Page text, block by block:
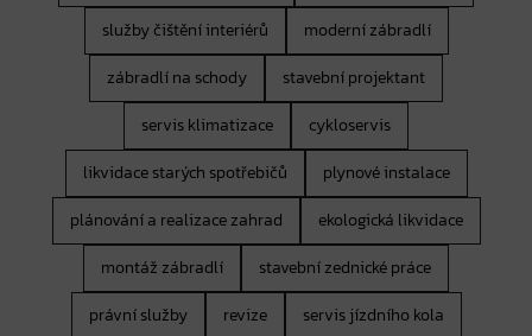
služby čištění interiérů
moderní zábradlí
zábradlí na schody
stavební projektant
servis klimatizace
cykloservis
likvidace starých spotřebičů
plynové instalace
plánování a realizace zahrad
ekologická likvidace
montáž zábradlí
stavební zednické práce
právní služby
revize servis jízdního kola